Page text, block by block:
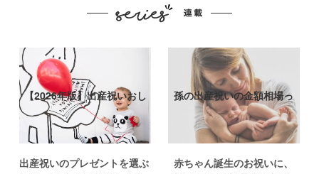
【2026年版】出産祝いおし
ゃれなプ…
出産祝いのプレゼントを選ぶ
孫の出産祝いの金額相場っ
て？出産祝い…
赤ちゃん誕生のお祝いに、